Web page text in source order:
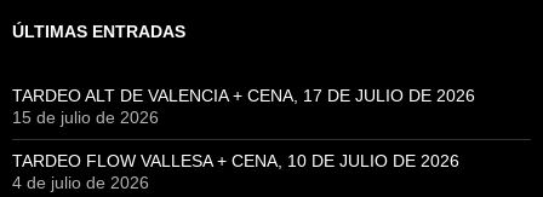
ÚLTIMAS ENTRADAS
TARDEO ALT DE VALENCIA + CENA, 17 DE JULIO DE 2026
15 de julio de 2026
TARDEO FLOW VALLESA + CENA, 10 DE JULIO DE 2026
4 de julio de 2026